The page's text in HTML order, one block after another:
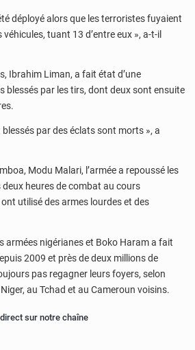
déployé alors que les terroristes fuyaient
tuant 13 d’entre eux », a-t-il
Ibrahim Liman, a fait état d’une
blessés par les tirs, dont deux sont ensuite
par des éclats sont morts », a
Modu Malari, l’armée a repoussé les
deux heures de combat au cours
utilisé des armes lourdes et des
armées nigérianes et Boko Haram a fait
2009 et près de deux millions de
pas regagner leurs foyers, selon
Niger, au Tchad et au Cameroun voisins.
sur notre chaîne